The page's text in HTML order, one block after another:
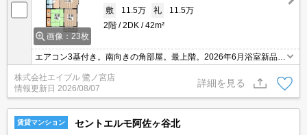
画像：23枚
敷
11.5万 礼
11.5万
2階
2DK 42m²
エアコン3基付き。南向きの角部屋。最上階。2026年6月浴室新品。
ンビニへ徒歩5分(360m)。清掃費実費。
株式会社エイブル 鷺ノ宮店
情報更新日 2026/08/07
詳細を見る
賃貸マンション セントエルモ阿佐ヶ谷北